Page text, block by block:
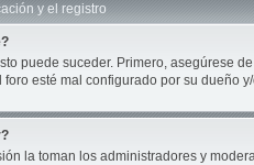
y el registro
puede suceder. Primero, asegúrese
esté mal configurado por su dueño
la toman los administradores y